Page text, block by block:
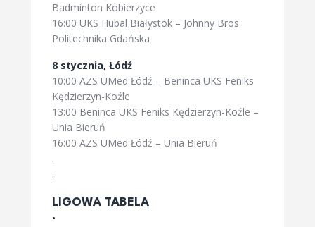
Badminton Kobierzyce
16:00 UKS Hubal Białystok – Johnny Bros
Politechnika Gdańska
8 stycznia, Łódź
10:00 AZS UMed Łódź – Beninca UKS Feniks
Kędzierzyn-Koźle
13:00 Beninca UKS Feniks Kędzierzyn-Koźle –
Unia Bieruń
16:00 AZS UMed Łódź – Unia Bieruń
.
.
LIGOWA TABELA
.